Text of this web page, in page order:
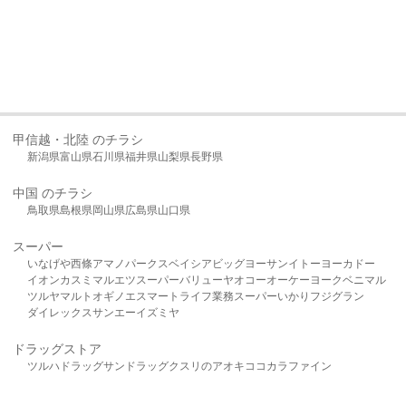
甲信越・北陸 のチラシ
新潟県富山県石川県福井県山梨県長野県
中国 のチラシ
鳥取県島根県岡山県広島県山口県
スーパー
いなげや西條アマノパークスベイシア ビッグヨーサンイトーヨーカドー
イオンカスミ マルエツスーパーバリューヤオコーオーケー ヨークベニマル
ツルヤマルト オギノ エスマート ライフ業務スーパーいかり フジグラン
ダイレックスサンエーイズミヤ
ドラッグストア
ツルハドラッグサンドラッグクスリのアオキ ココカラファイン